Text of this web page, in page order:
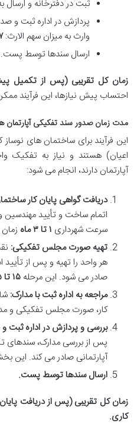
ثبت در دفترخانه و ارسال
پردازش در اداره ثبت و
وارث به میزان سهم الارث:۷ تا
ارسال سندها توسط پست.
زمان کل تقریبی (پس از تکمیل
احتساب پیش نیازها، این فرآیند
مدت زمان صدور سند تفکیکی آپارتمان
این فرآیند برای ساختمان های
اعیان) هستند و نیاز به تفکیک
آپارتمان دارند، انجام می شود:
دریافت گواهی پایان کار
اتمام ساخت و تأیید مهندسین
سرعت شهرداری ۱ تا ۳ ماه
تهیه صورت مجلس تفکیکی:
هر واحد را تهیه و پس از
صادر می شود. این مرحله ۱۵ تا ۴۵ روز
مراجعه به اداره ثبت با مدارک:
کار، صورت مجلس تفکیکی و
بررسی و پردازش در اداره ثبت
پس از بررسی مدارک، سندهای
آپارتمانی صادر می کند. این
ارسال سندها توسط پست.
زمان کل تقریبی (پس از دریافت
کاری.